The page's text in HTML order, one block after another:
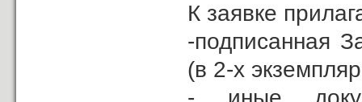
К заявке
-подписанная
(в 2-х